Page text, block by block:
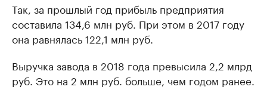
Так, за прошлый год прибыль предприятия
составила 134,6 млн руб. При этом в 2017 году
она равнялась 122,1 млн руб.
Выручка завода в 2018 года превысила 2,2 млрд
руб. Это на 2 млн руб. больше, чем годом ранее.